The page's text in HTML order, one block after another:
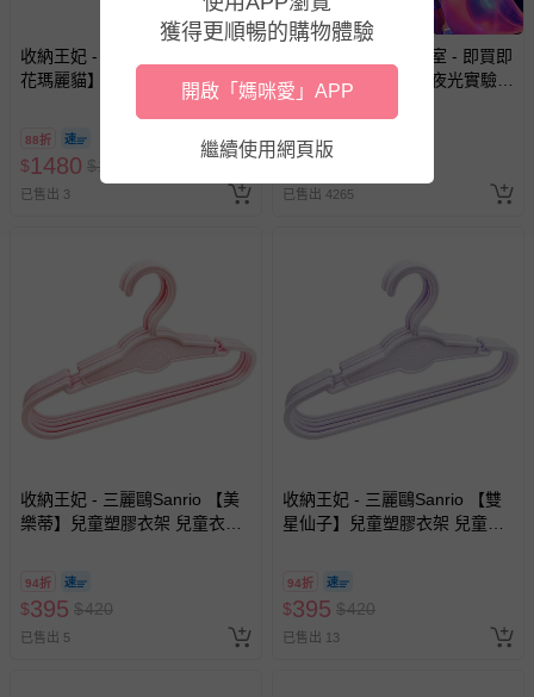
收納王妃 - 迪士尼 Disney 【小
花瑪麗貓】 床邊櫃 收納櫃 雙層
88折
$1480 $1680
已售出 3
UNIQUE史萊姆實驗室 - 即買即
用【UNIQUE史萊姆夜光實驗室
@ 台北科教館 】2026/6/11-
訂單編號兌換，逾期作廢) (大
人小孩均一價(3歲以上需購票))
8折
390
已售出 4265
收納王妃 - 三麗鷗Sanrio 【美
樂蒂】兒童塑膠衣架 兒童衣架
94折
$395 $420
已售出 5
收納王妃 - 三麗鷗Sanrio 【雙
星仙子】兒童塑膠衣架 兒童衣
94折
$395 $420
已售出 13
獲得更順暢的購物體驗
開啟「媽咪愛」APP
繼續使用網頁版